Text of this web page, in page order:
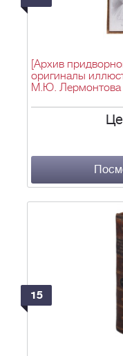
[Архив
оригиналы
М.Ю. Лермонтова
15